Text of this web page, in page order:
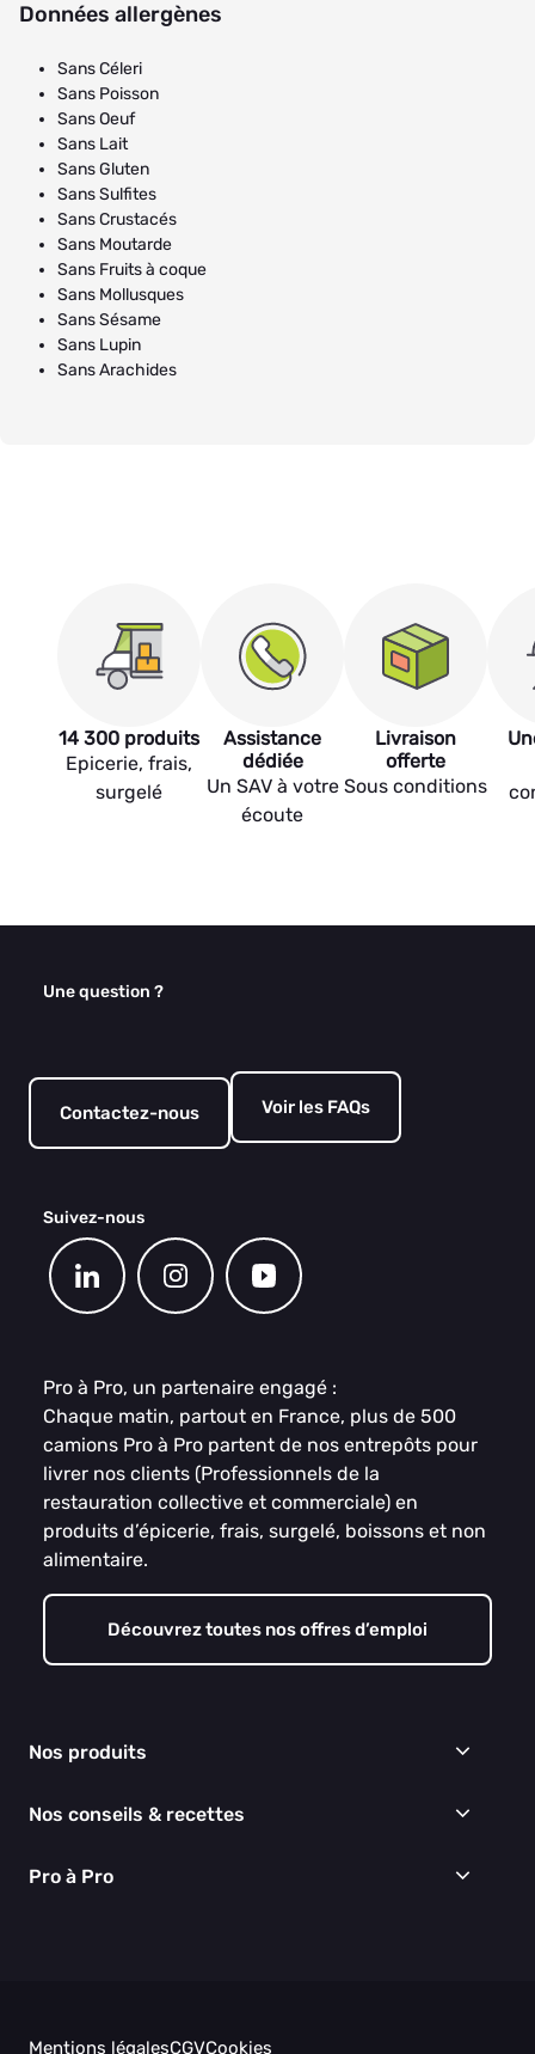
Données allergènes
Sans Céleri
Sans Poisson
Sans Oeuf
Sans Lait
Sans Gluten
Sans Sulfites
Sans Crustacés
Sans Moutarde
Sans Fruits à coque
Sans Mollusques
Sans Sésame
Sans Lupin
Sans Arachides
14 300 produits
Epicerie, frais,
surgelé
Assistance
dédiée
Un SAV à votre
écoute
Livraison
offerte
Sous conditions
Une question ?
Contactez-nous Voir les FAQs
Suivez-nous
Pro à Pro, un partenaire engagé :
Chaque matin, partout en France, plus de 500
camions Pro à Pro partent de nos entrepôts pour
livrer nos clients (Professionnels de la
restauration collective et commerciale) en
produits d’épicerie, frais, surgelé, boissons et non
alimentaire.
Découvrez toutes nos offres d’emploi
Nos produits
Épicerie
Boissons
Nos conseils & recettes
Recettes
Pro à Pro
Mentions légalesCGVCookies